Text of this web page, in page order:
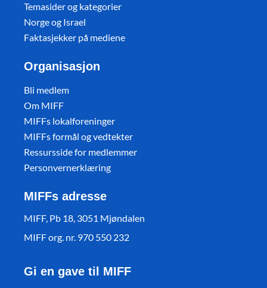
Temasider og kategorier
Norge og Israel
Faktasjekker på mediene
Organisasjon
Bli medlem
Om MIFF
MIFFs lokalforeninger
MIFFs formål og vedtekter
Ressursside for medlemmer
Personvernerklæring
MIFFs adresse
MIFF, Pb 18, 3051 Mjøndalen
MIFF org. nr. 970 550 232
Gi en gave til MIFF